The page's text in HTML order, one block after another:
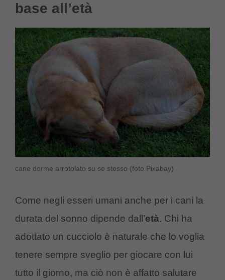
base all’età
cane dorme arrotolato su se stesso (foto Pixabay)
Come negli esseri umani anche per i cani la
durata del sonno dipende dall’età. Chi ha
adottato un cucciolo è naturale che lo voglia
tenere sempre sveglio per giocare con lui
tutto il giorno, ma ciò non è affatto salutare